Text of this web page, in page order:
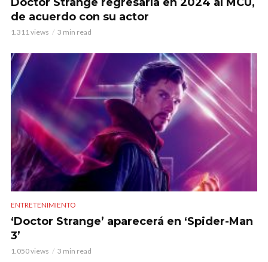
de acuerdo con su actor
1.311 views 3 min read
ENTRETENIMIENTO
‘Doctor Strange’ aparecerá en ‘Spider-Man
3’
1.050 views 3 min read